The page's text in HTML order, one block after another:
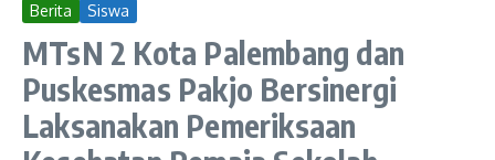
Berita Siswa
MTsN 2 Kota Palembang dan
Puskesmas Pakjo Bersinergi
Laksanakan Pemeriksaan